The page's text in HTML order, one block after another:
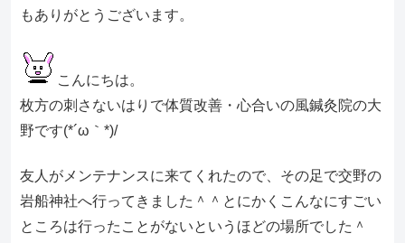
もありがとうございます。
こんにちは。
枚方の刺さないはりで体質改善・心合いの風鍼灸院の大
野です(*´ω｀*)/
友人がメンテナンスに来てくれたので、その足で交野の
岩船神社へ行ってきました＾＾とにかくこんなにすごい
ところは行ったことがないというほどの場所でした＾